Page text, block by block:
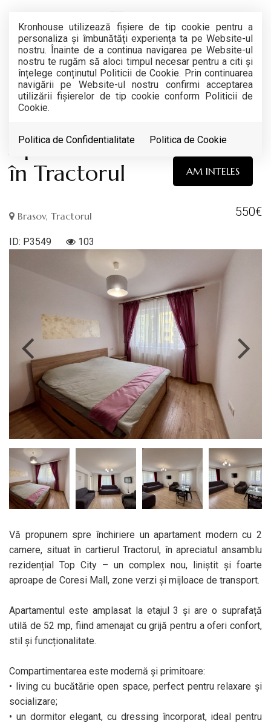
Kronhouse utilizează fişiere de tip cookie pentru a
personaliza și îmbunătăți experiența ta pe Website-ul
nostru. Înainte de a continua navigarea pe Website-ul
nostru te rugăm să aloci timpul necesar pentru a citi și
înțelege conținutul Politicii de Cookie. Prin continuarea
navigării pe Website-ul nostru confirmi acceptarea
utilizării fişierelor de tip cookie conform Politicii de
Cookie.
Politica de Confidentialitate Politica de Cookie
AM INTELES
Acest anunt nu mai este activ !
Apartament cu 2 camere
în Tractorul
Brasov, Tractorul 550€
ID: P3549 103
RETRAS
Vă propunem spre închiriere un apartament modern cu 2
camere, situat în cartierul Tractorul, în apreciatul ansamblu
rezidențial Top City – un complex nou, liniștit și foarte
aproape de Coresi Mall, zone verzi și mijloace de transport.
Apartamentul este amplasat la etajul 3 și are o suprafață
utilă de 52 mp, fiind amenajat cu grijă pentru a oferi confort,
stil și funcționalitate.
Compartimentarea este modernă și primitoare:
• living cu bucătărie open space, perfect pentru relaxare și
socializare;
• un dormitor elegant, cu dressing încorporat, ideal pentru